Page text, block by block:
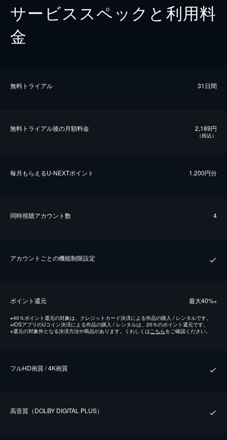
サービススペックと利用料
金
無料トライアル 31日間
無料トライアル後の⽉額料金 2,189円
（税込）
毎⽉もらえるU-NEXTポイント 1,200円分
同時視聴アカウント数 4
アカウントごとの機能制限設定
ポイント還元 最⼤40%※
※40％ポイント還元の対象は、クレジットカード決済による作品の購入 / レンタルです。
※iOSアプリのUコイン決済による作品の購入 / レンタルは、20％のポイント還元です。
※還元の対象外となる決済方法や商品があります。くわしくはこちらをご確認ください。
フルHD画質 / 4K画質
⾼⾳質（DOLBY DIGITAL PLUS）